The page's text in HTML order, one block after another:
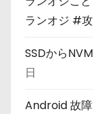
ランオジ #
SSDから
日
Android 故